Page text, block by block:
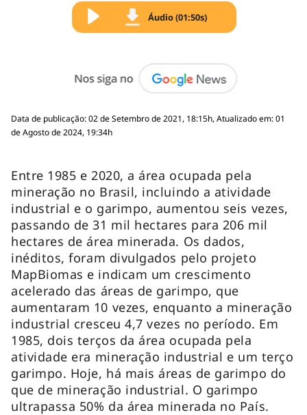
Áudio (01:50s)
Data de publicação: 02 de Setembro de 2021, 18:15h, Atualizado em: 01
de Agosto de 2024, 19:34h
Entre 1985 e 2020, a área ocupada pela
mineração no Brasil, incluindo a atividade
industrial e o garimpo, aumentou seis vezes,
passando de 31 mil hectares para 206 mil
hectares de área minerada. Os dados,
inéditos, foram divulgados pelo projeto
MapBiomas e indicam um crescimento
acelerado das áreas de garimpo, que
aumentaram 10 vezes, enquanto a mineração
industrial cresceu 4,7 vezes no período. Em
1985, dois terços da área ocupada pela
atividade era mineração industrial e um terço
garimpo. Hoje, há mais áreas de garimpo do
que de mineração industrial. O garimpo
ultrapassa 50% da área minerada no País.